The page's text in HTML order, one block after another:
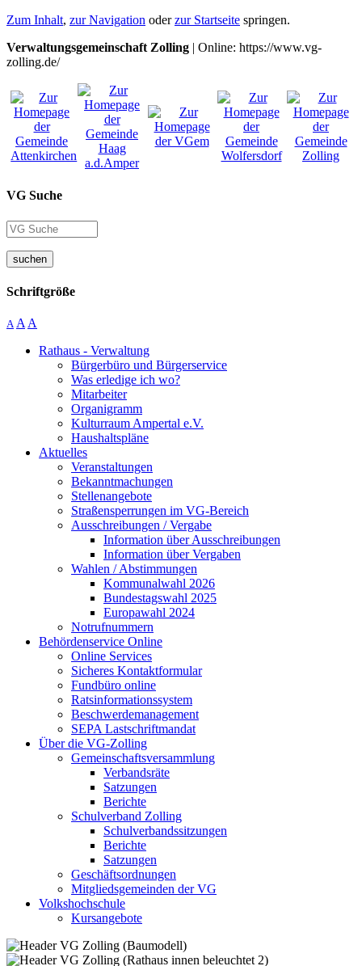
Zum Inhalt, zur Navigation oderzur Startseite springen.
Verwaltungsgemeinschaft Zolling | Online: https://www.vg-
zolling.de/
VG Suche
suchen
Schriftgröße
A A A
Rathaus - Verwaltung
Bürgerbüro und Bürgerservice
Was erledige ich wo?
Mitarbeiter
Organigramm
Kulturraum Ampertal e.V.
Haushaltspläne
Aktuelles
Veranstaltungen
Bekanntmachungen
Stellenangebote
Straßensperrungen im VG-Bereich
Ausschreibungen / Vergabe
Information über Ausschreibungen
Information über Vergaben
Wahlen / Abstimmungen
Kommunalwahl 2026
Bundestagswahl 2025
Europawahl 2024
Notrufnummern
Behördenservice Online
Online Services
Sicheres Kontaktformular
Fundbüro online
Ratsinformationssystem
Beschwerdemanagement
SEPA Lastschriftmandat
Über die VG-Zolling
Gemeinschaftsversammlung
Verbandsräte
Satzungen
Berichte
Schulverband Zolling
Schulverbandssitzungen
Berichte
Satzungen
Geschäftsordnungen
Mitgliedsgemeinden der VG
Volkshochschule
Kursangebote